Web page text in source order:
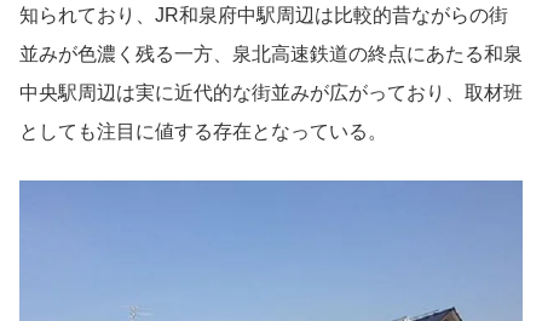
知られており、JR和泉府中駅周辺は比較的昔ながらの街
並みが色濃く残る一方、泉北高速鉄道の終点にあたる和泉
中央駅周辺は実に近代的な街並みが広がっており、取材班
としても注目に値する存在となっている。